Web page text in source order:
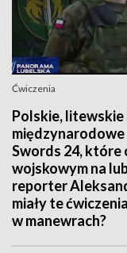
Ćwiczenia
Polskie, litewskie
międzynarodowe
Swords 24, które
wojskowym na
reporter
miały te
w manewrach?